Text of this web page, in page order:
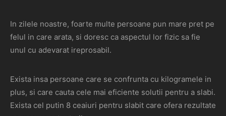
In zilele noastre, foarte multe persoane pun mare pret pe
felul in care arata, si doresc ca aspectul lor fizic sa fie
unul cu adevarat ireprosabil.
Exista insa persoane care se confrunta cu kilogramele in
plus, si care cauta cele mai eficiente solutii pentru a slabi.
Exista cel putin 8 ceaiuri pentru slabit care ofera rezultate